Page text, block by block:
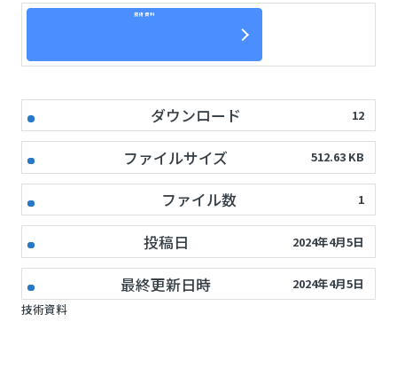
技術資料
ダウンロード 12
ファイルサイズ 512.63 KB
ファイル数 1
投稿日 2024年4月5日
最終更新日時
2024年4月5日
技術資料